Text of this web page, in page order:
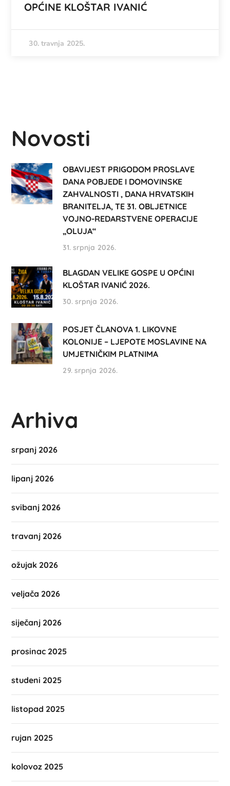
OPĆINE KLOŠTAR IVANIĆ
30. travnja 2025.
Novosti
OBAVIJEST PRIGODOM PROSLAVE
DANA POBJEDE I DOMOVINSKE
ZAHVALNOSTI , DANA HRVATSKIH
BRANITELJA, TE 31. OBLJETNICE
VOJNO-REDARSTVENE OPERACIJE
„OLUJA“
31. srpnja 2026.
BLAGDAN VELIKE GOSPE U OPĆINI
KLOŠTAR IVANIĆ 2026.
30. srpnja 2026.
POSJET ČLANOVA 1. LIKOVNE
KOLONIJE – LJEPOTE MOSLAVINE NA
UMJETNIČKIM PLATNIMA
29. srpnja 2026.
Arhiva
srpanj 2026
lipanj 2026
svibanj 2026
travanj 2026
ožujak 2026
veljača 2026
siječanj 2026
prosinac 2025
studeni 2025
listopad 2025
rujan 2025
kolovoz 2025